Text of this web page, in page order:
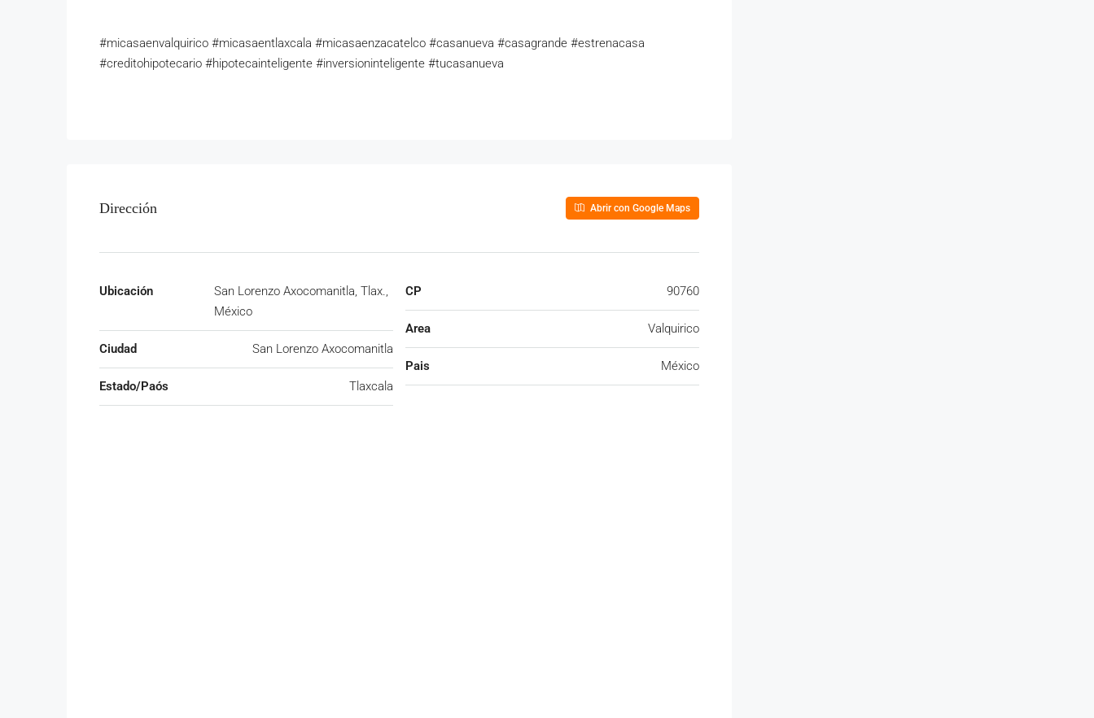
#micasaenvalquirico #micasaentlaxcala #micasaenzacatelco #casanueva #casagrande #estrenacasa
#creditohipotecario #hipotecainteligente #inversioninteligente #tucasanueva
Dirección Abrir con Google Maps
Ubicación
San Lorenzo Axocomanitla, Tlax.,
México
Ciudad San Lorenzo Axocomanitla
Estado/Paós Tlaxcala
CP 90760
Area Valquirico
Pais México